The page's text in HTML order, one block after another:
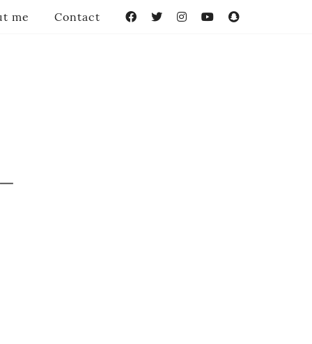
me Contact FacebookTwitterInstagramYouTube